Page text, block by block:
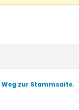
Weg zur Stammsaite.